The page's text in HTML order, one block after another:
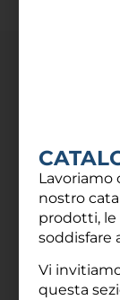
CONTATTI
Via
info@fotir.it
(+39) 0331
nostro
prodotti,
soddisfare
Vi
questa